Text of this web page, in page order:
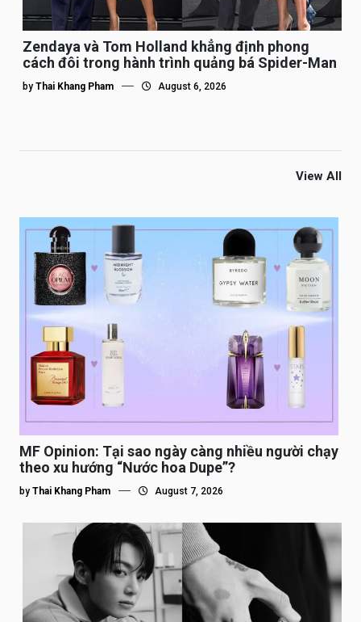
Zendaya và Tom Holland khẳng định phong
cách đôi trong hành trình quảng bá Spider-Man
by Thai Khang Pham August 6, 2026
View All
MF Opinion: Tại sao ngày càng nhiều người chạy
theo xu hướng “Nước hoa Dupe”?
by Thai Khang Pham August 7, 2026